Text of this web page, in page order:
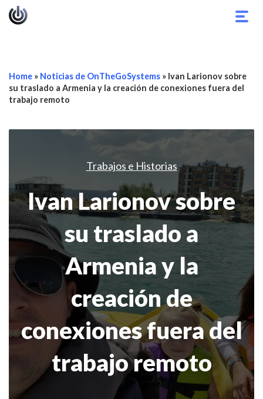
Home » Noticias de OnTheGoSystems » Ivan Larionov sobre
su traslado a Armenia y la creación de conexiones fuera del
trabajo remoto
Trabajos e Historias
Ivan Larionov sobre
su traslado a
Armenia y la
creación de
conexiones fuera del
trabajo remoto